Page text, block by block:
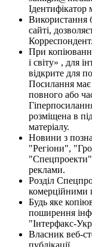
Ідентифікатор
Використання
сайті,
При
і світу» , для
відкрите для
Посилання має
повного або
розміщена в
матеріалу.
Новини з
"Регіони",
реклами.
Розділ
комерційними
Будь яке
поширення
"Інтерфакс-
Власник веб-
публікації.